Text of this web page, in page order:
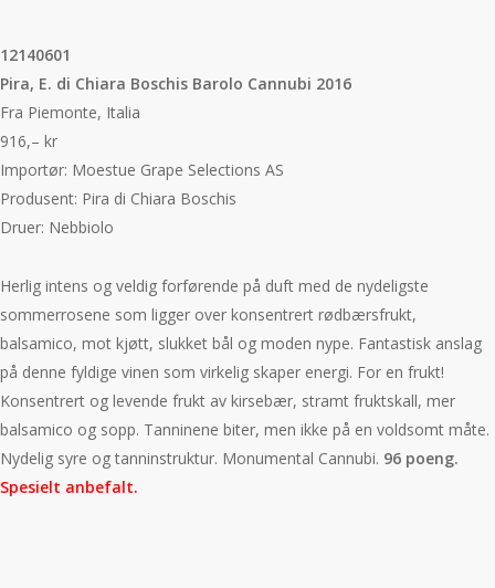
12140601
Pira, E. di Chiara Boschis Barolo Cannubi 2016
Fra Piemonte, Italia
916,– kr
Importør: Moestue Grape Selections AS
Produsent: Pira di Chiara Boschis
Druer: Nebbiolo
Herlig intens og veldig forførende på duft med de nydeligste
sommerrosene som ligger over konsentrert rødbærsfrukt,
balsamico, mot kjøtt, slukket bål og moden nype. Fantastisk anslag
på denne fyldige vinen som virkelig skaper energi. For en frukt!
Konsentrert og levende frukt av kirsebær, stramt fruktskall, mer
balsamico og sopp. Tanninene biter, men ikke på en voldsomt måte.
Nydelig syre og tanninstruktur. Monumental Cannubi. 96 poeng.
Spesielt anbefalt.